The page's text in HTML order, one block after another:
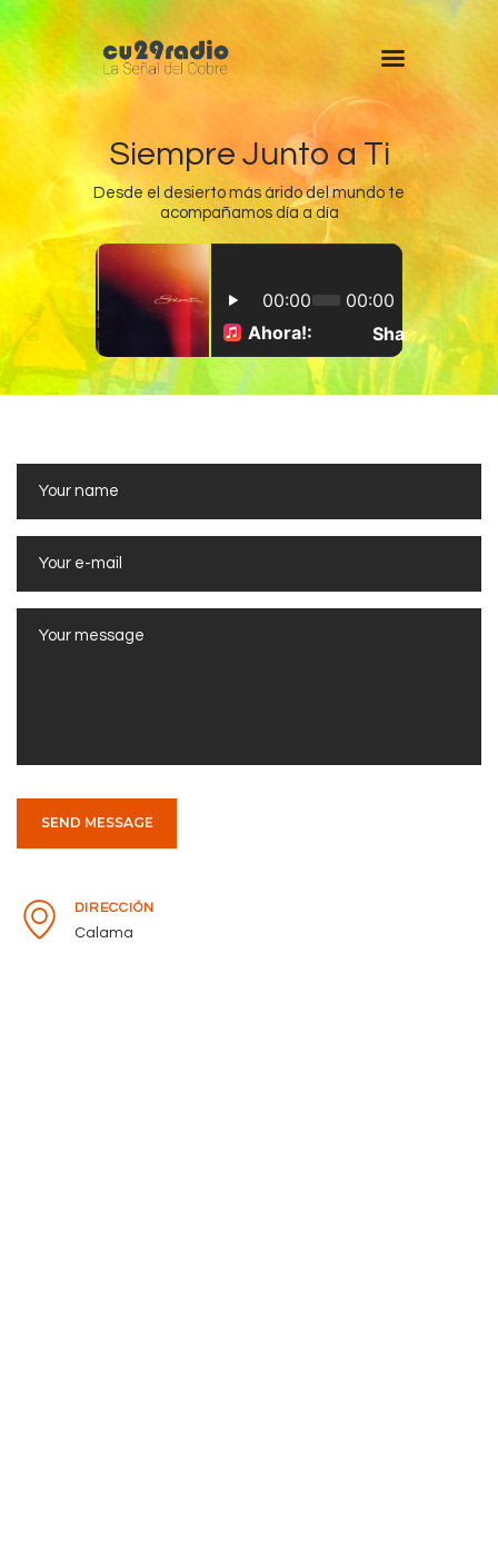
Siempre Junto a Ti
Desde el desierto más árido del mundo te
acompañamos día a día
Inicio
Chuquicamata
Radomiro Tomic
Ministro Hales
Gabriela Mistral
DIRECCIÓN
Calama